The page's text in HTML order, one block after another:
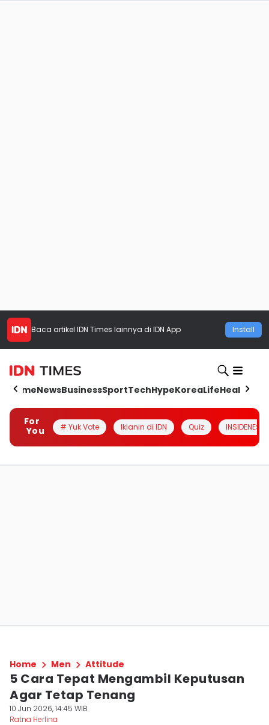
Baca artikel IDN Times lainnya di IDN App Install
HomeNewsBusinessSportTechHypeKoreaLifeHealth
For
You
# Yuk Vote Iklanin di IDN Quiz INSIDENESIA
Home Men Attitude
5 Cara Tepat Mengambil Keputusan
Agar Tetap Tenang
10 Jun 2026, 14:45 WIB
Ratna Herlina